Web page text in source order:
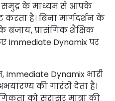
समुद्र के माध्यम से आपके
है। बिना मार्गदर्शन के
प्रासंगिक शैक्षिक
Immediate Dynamix पर
Immediate Dynamix भारी
की गारंटी देता है।
को सरासर मात्रा की